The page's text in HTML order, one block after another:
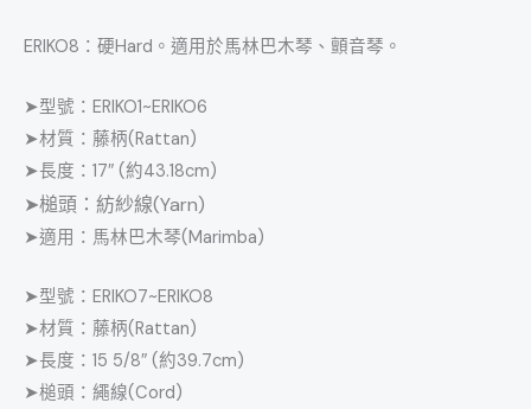
ERIKO8：硬Hard。適用於馬林巴木琴、顫音琴。
➤型號：ERIKO1~ERIKO6
➤材質：藤柄(Rattan)
➤長度：17″ (約43.18cm)
➤槌頭：紡紗線(Yarn)
➤適用：馬林巴木琴(Marimba)
➤型號：ERIKO7~ERIKO8
➤材質：藤柄(Rattan)
➤長度：15 5/8″ (約39.7cm)
➤槌頭：繩線(Cord)